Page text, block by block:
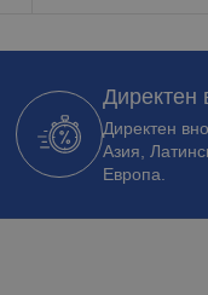
Директен
Директен
Азия,
Европа.